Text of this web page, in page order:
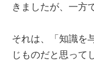
きましたが、一方
それは、「知識を
じものだと思って